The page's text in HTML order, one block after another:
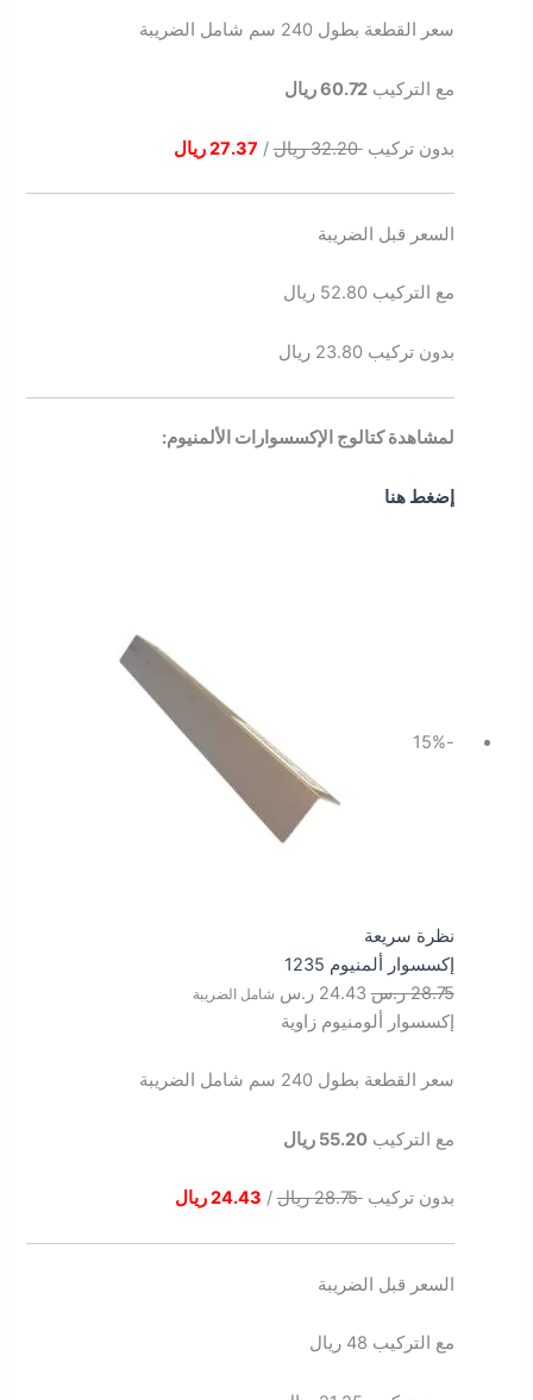
سعر القطعة بطول 240 سم شامل الضريبة
مع التركيب60.72 ريال
بدون تركيب32.20 ريال / 27.37 ريال
السعر قبل الضريبة
مع التركيب 52.80 ريال
بدون تركيب 23.80 ريال
لمشاهدة كتالوج الإكسسوارات الألمنيوم:
إضغط هنا
-15%
نظرة سريعة
إكسسوار ألمنيوم 1235
28.75 ر.س 24.43 ر.س شامل الضريبة
إكسسوار ألومنيوم زاوية
سعر القطعة بطول 240 سم شامل الضريبة
مع التركيب55.20 ريال
بدون تركيب28.75 ريال / 24.43 ريال
السعر قبل الضريبة
مع التركيب 48 ريال